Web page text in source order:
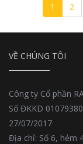
1 2
VỀ CHÚNG TÔI
Công ty Cổ phần
Số ĐKKD
27/07/2017
Địa chỉ: Số 6, hẻm